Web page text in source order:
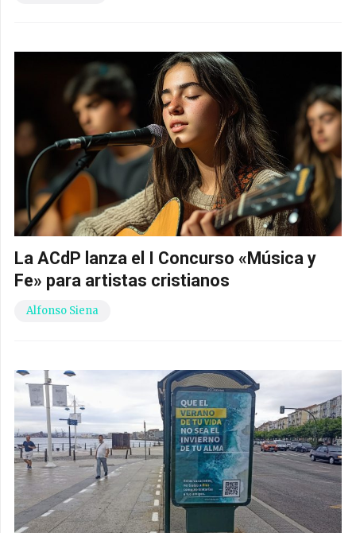
La ACdP lanza el I Concurso «Música y
Fe» para artistas cristianos
Alfonso Siena